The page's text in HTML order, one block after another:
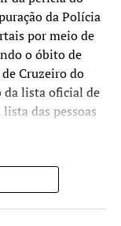
mil
ou
da Polícia
por meio de
o óbito de
Cruzeiro do
da lista oficial de
das pessoas
cidade de
familiares